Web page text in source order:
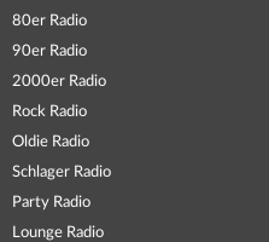
80er Radio
90er Radio
2000er Radio
Rock Radio
Oldie Radio
Schlager Radio
Party Radio
Lounge Radio